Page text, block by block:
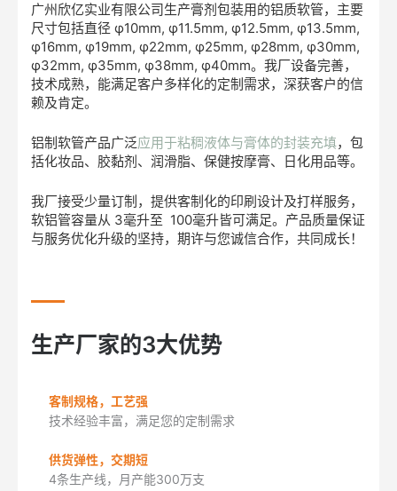
广州欣亿实业有限公司生产膏剂包装用的铝质软管，主要
尺寸包括直径 φ10mm, φ11.5mm, φ12.5mm, φ13.5mm,
φ16mm, φ19mm, φ22mm, φ25mm, φ28mm, φ30mm,
φ32mm, φ35mm, φ38mm, φ40mm。我厂设备完善，
技术成熟，能满足客户多样化的定制需求，深获客户的信
赖及肯定。
铝制软管产品广泛应用于粘稠液体与膏体的封装充填，包
括化妆品、胶黏剂、润滑脂、保健按摩膏、日化用品等。
我厂接受少量订制，提供客制化的印刷设计及打样服务，
软铝管容量从 3毫升至 100毫升皆可满足。产品质量保证
与服务优化升级的坚持，期许与您诚信合作，共同成长！
生产厂家的3大优势
客制规格，工艺强
技术经验丰富，满足您的定制需求
供货弹性，交期短
4条生产线，月产能300万支